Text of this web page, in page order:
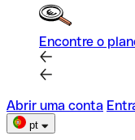
Encontre o
Abrir uma conta
pt